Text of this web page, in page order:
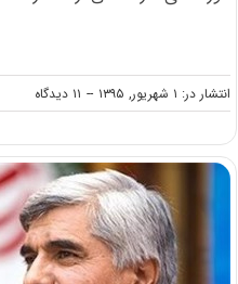
انتشار در: ۱ شهریور, ۱۳۹۵ -- ۱۱ دیدگاه
on
تدوین
نامه
برگزاری
دوره
های
ارشد
در
دانشگاه